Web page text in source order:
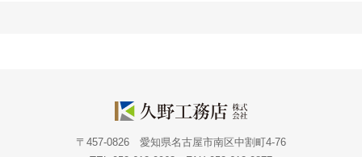
〒457-0826 愛知県名古屋市南区中割町4-76